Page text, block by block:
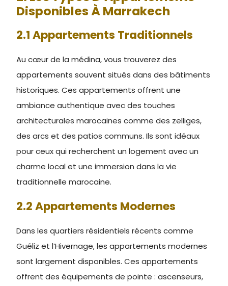
Disponibles À Marrakech
2.1 Appartements Traditionnels
Au cœur de la médina, vous trouverez des
appartements souvent situés dans des bâtiments
historiques. Ces appartements offrent une
ambiance authentique avec des touches
architecturales marocaines comme des zelliges,
des arcs et des patios communs. Ils sont idéaux
pour ceux qui recherchent un logement avec un
charme local et une immersion dans la vie
traditionnelle marocaine.
2.2 Appartements Modernes
Dans les quartiers résidentiels récents comme
Guéliz et l’Hivernage, les appartements modernes
sont largement disponibles. Ces appartements
offrent des équipements de pointe : ascenseurs,